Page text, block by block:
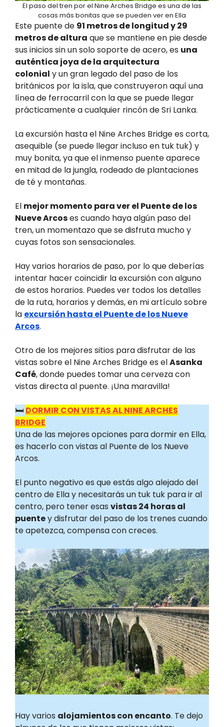
El paso del tren por el Nine Arches Bridge es una de las
cosas más bonitas que se pueden ver en Ella
Este puente de 91 metros de longitud y 29
metros de altura que se mantiene en pie desde
sus inicios sin un solo soporte de acero, es una
auténtica joya de la arquitectura
colonial y un gran legado del paso de los
británicos por la isla, que construyeron aquí una
línea de ferrocarril con la que se puede llegar
prácticamente a cualquier rincón de Sri Lanka.
La excursión hasta el Nine Arches Bridge es corta,
asequible (se puede llegar incluso en tuk tuk) y
muy bonita, ya que el inmenso puente aparece
en mitad de la jungla, rodeado de plantaciones
de té y montañas.
El mejor momento para ver el Puente de los
Nueve Arcoses cuando haya algún paso del
tren, un momentazo que se disfruta mucho y
cuyas fotos son sensacionales.
Hay varios horarios de paso, por lo que deberías
intentar hacer coincidir la excursión con alguno
de estos horarios. Puedes ver todos los detalles
de la ruta, horarios y demás, en mi artículo sobre
la excursión hasta el Puente de los Nueve
Arcos.
Otro de los mejores sitios para disfrutar de las
vistas sobre el Nine Arches Bridge es elAsanka
Café, donde puedes tomar una cerveza con
vistas directa al puente. ¡Una maravilla!
🛏️ DORMIR CON VISTAS AL NINE ARCHES
BRIDGE
Una de las mejores opciones para dormir en Ella,
es hacerlo con vistas al Puente de los Nueve
Arcos.
El punto negativo es que estás algo alejado del
centro de Ella y necesitarás un tuk tuk para ir al
centro, pero tener esas vistas 24 horas al
puentey disfrutar del paso de los trenes cuando
te apetezca, compensa con creces.
Hay varios alojamientos con encanto. Te dejo